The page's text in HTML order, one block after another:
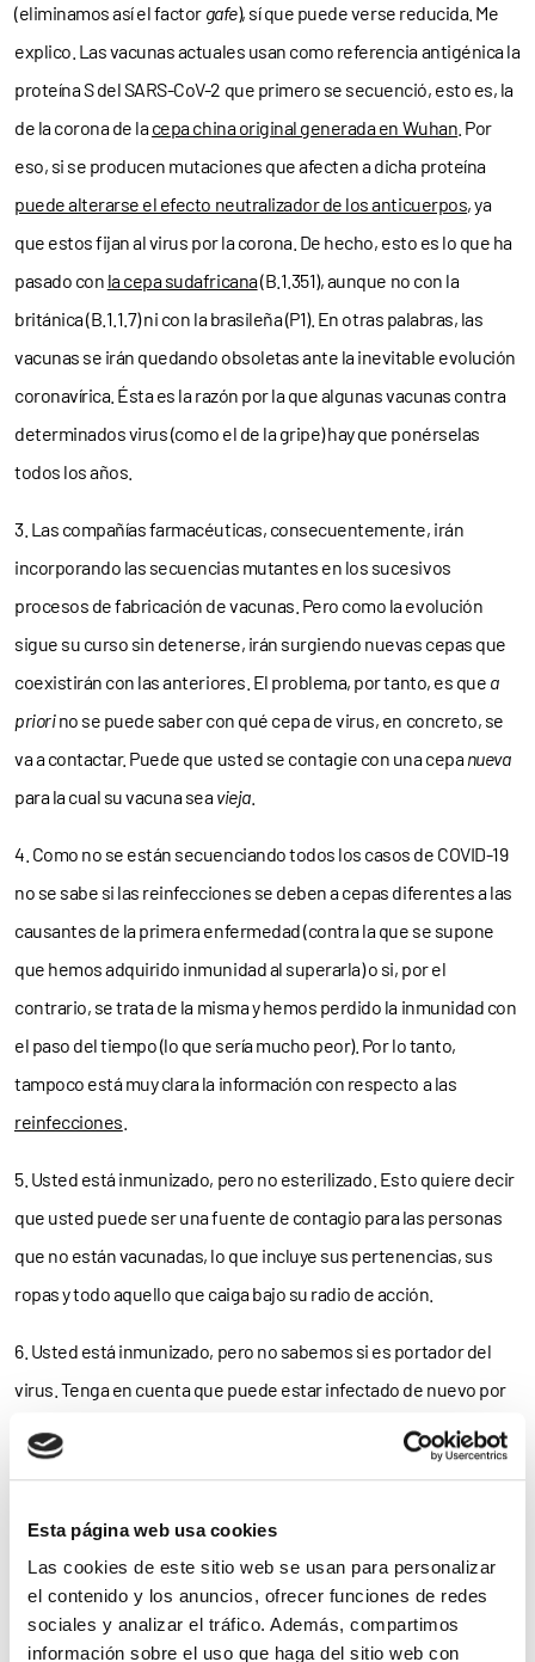
Esta página web usa cookies
Las cookies de este sitio web se usan para personalizar
el contenido y los anuncios, ofrecer funciones de redes
sociales y analizar el tráfico. Además, compartimos
información sobre el uso que haga del sitio web con
(eliminamos así el factor gafe), sí que puede verse reducida. Me
explico. Las vacunas actuales usan como referencia antigénica la
proteína S del SARS-CoV-2 que primero se secuenció, esto es, la
de la corona de lacepa china original generada en Wuhan . Por
eso, si se producen mutaciones que afecten a dicha proteína
puede alterarse el efecto neutralizador de los anticuerpos, ya
que estos fijan al virus por la corona. De hecho, esto es lo que ha
pasado con la cepa sudafricana(B.1.351), aunque no con la
británica (B.1.1.7) ni con la brasileña (P1). En otras palabras, las
vacunas se irán quedando obsoletas ante la inevitable evolución
coronavírica. Ésta es la razón por la que algunas vacunas contra
determinados virus (como el de la gripe) hay que ponérselas
todos los años.
3. Las compañías farmacéuticas, consecuentemente, irán
incorporando las secuencias mutantes en los sucesivos
procesos de fabricación de vacunas. Pero como la evolución
sigue su curso sin detenerse, irán surgiendo nuevas cepas que
coexistirán con las anteriores. El problema, por tanto, es que a
priorino se puede saber con qué cepa de virus, en concreto, se
va a contactar. Puede que usted se contagie con una cepanueva
para la cual su vacuna seavieja.
4. Como no se están secuenciando todos los casos de COVID-19
no se sabe si las reinfecciones se deben a cepas diferentes a las
causantes de la primera enfermedad (contra la que se supone
que hemos adquirido inmunidad al superarla) o si, por el
contrario, se trata de la misma y hemos perdido la inmunidad con
el paso del tiempo (lo que sería mucho peor). Por lo tanto,
tampoco está muy clara la información con respecto a las
reinfecciones
5. Usted está inmunizado, pero no esterilizado. Esto quiere decir
que usted puede ser una fuente de contagio para las personas
que no están vacunadas, lo que incluye sus pertenencias, sus
ropas y todo aquello que caiga bajo su radio de acción.
6. Usted está inmunizado, pero no sabemos si es portador del
virus. Tenga en cuenta que puede estar infectado de nuevo por
el SARS-CoV-2 y ser completamente asintomático. Por eso,
aunque su carga viral será reducida (algunos estudios avanzan
vacunado.
7. No sabemos aún por cuánto tiempo será efectiva la
inmunización generada por las vacunas. Recuerde que todas las